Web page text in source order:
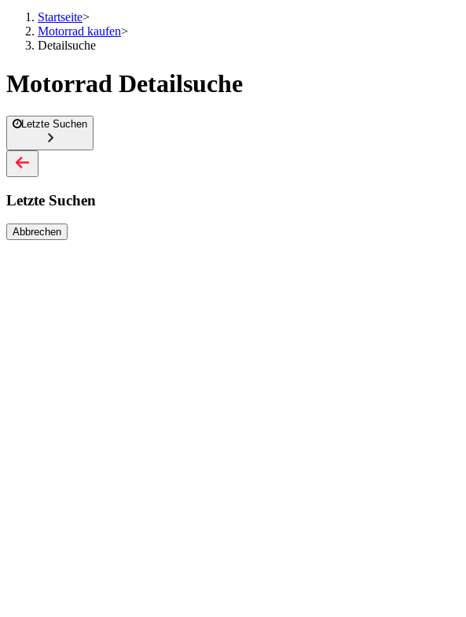
Startseite>
Motorrad kaufen>
Detailsuche
Motorrad Detailsuche
Letzte Suchen
Letzte Suchen
Abbrechen